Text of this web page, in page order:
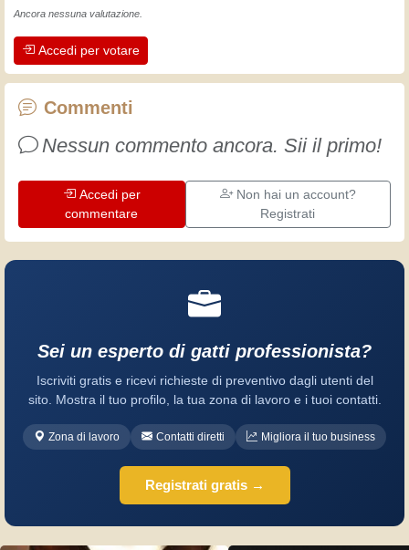
L'esperienza insegna! Tiene attivi e
artigiani professionisti mettono nel loro
lavoro. Impariamo insieme, ogni giorno
è una occasione per migliorare. Buon
Ancora nessuna valutazione.
Accedi per votare
Commenti
Nessun commento ancora. Sii il primo!
Accedi per
commentare
Non hai un account?
Registrati
Sei un esperto di gatti professionista?
Iscriviti gratis e ricevi richieste di preventivo dagli utenti del
sito. Mostra il tuo profilo, la tua zona di lavoro e i tuoi contatti.
Zona di lavoro Contatti diretti Migliora il tuo business
Registrati gratis →